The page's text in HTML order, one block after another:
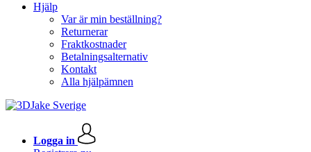
Hjälp
Var är min beställning?
Returnerar
Fraktkostnader
Betalningsalternativ
Kontakt
Alla hjälpämnen
Logga in